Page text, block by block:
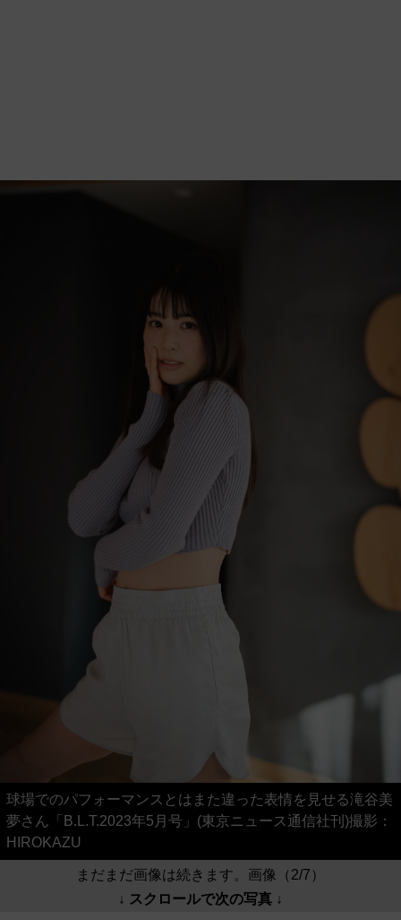
球場でのパフォーマンスとはまた違った表情を見せる滝谷美
夢さん「B.L.T.2023年5月号」(東京ニュース通信社刊)撮影：
HIROKAZU
まだまだ画像は続きます。画像（2/7）
↓ スクロールで次の写真 ↓